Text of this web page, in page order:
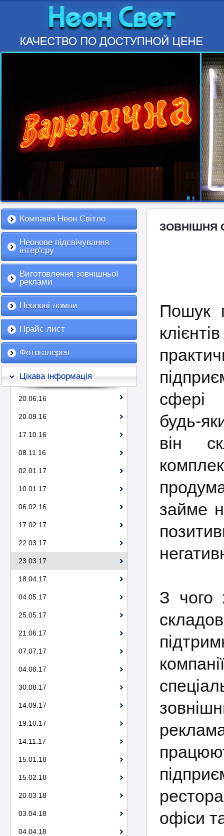
Компанія Неон Світло
Неонове підсвічування
інтер'єру
Виготовлення зовнішньої
реклами
Неонові лампи
Прайс лист
Фотогалерея
Цікава інформація
20.06.16
20.09.16
17.10.16
08.11.16
02.01.17
10.01.17
06.02.16
17.02.17
22.03.17
23.03.17
18.04.17
04.05.17
25.05.17
21.06.17
07.07.17
04.08.17
30.08.17
14.09.17
19.10.17
14.11.17
15.01.18
15.02.18
20.03.18
03.04.18
04.04.18
ЗОВНІШНЯ
Пошук
сфері
будь-
він
займе
З чого
офіси